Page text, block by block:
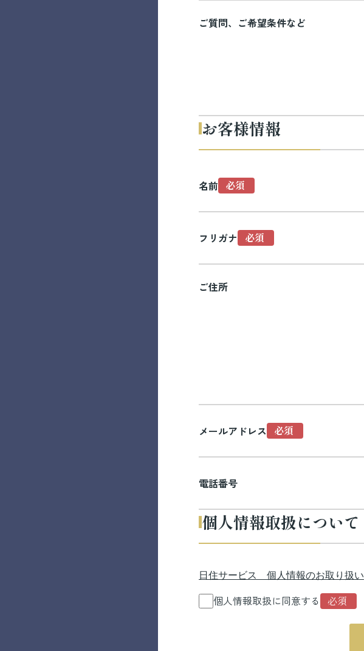
ご質問、ご希望条件など
お客様情報
名前
フリガナ
ご住所
メールアドレス
電話番号
個人情報取扱について
日住サービス 個人情報のお取り扱い
個人情報取扱に同意する